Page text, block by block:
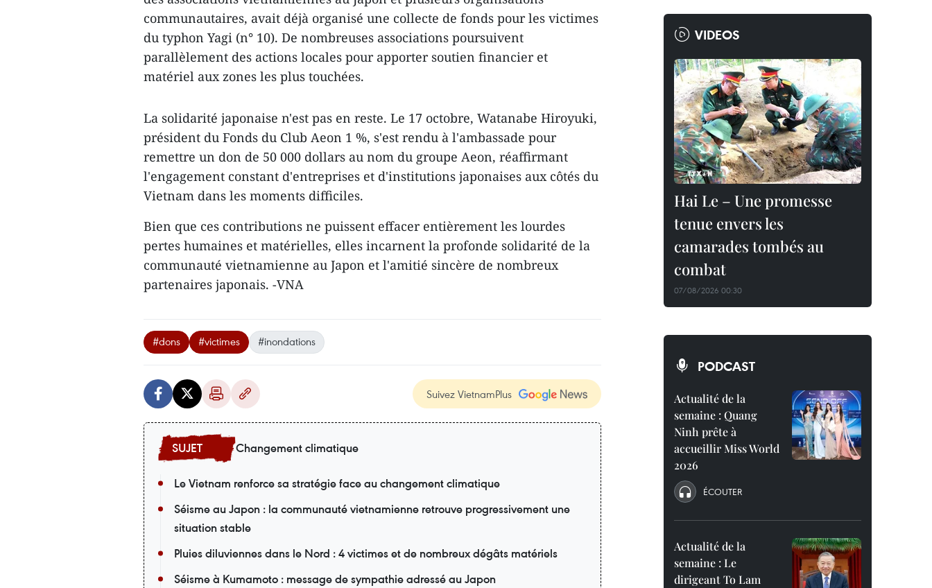
communautaires, avait déjà organisé une collecte de fonds pour les victimes
du typhon Yagi (n° 10). De nombreuses associations poursuivent
parallèlement des actions locales pour apporter soutien financier et
matériel aux zones les plus touchées.
La solidarité japonaise n'est pas en reste. Le 17 octobre, Watanabe Hiroyuki,
président du Fonds du Club Aeon 1 %, s'est rendu à l'ambassade pour
remettre un don de 50 000 dollars au nom du groupe Aeon, réaffirmant
l'engagement constant d'entreprises et d'institutions japonaises aux côtés du
Vietnam dans les moments difficiles.
Bien que ces contributions ne puissent effacer entièrement les lourdes
pertes humaines et matérielles, elles incarnent la profonde solidarité de la
communauté vietnamienne au Japon et l'amitié sincère de nombreux
partenaires japonais. -VNA
#dons #victimes #inondations
Suivez VietnamPlus
Changement climatique
Le Vietnam renforce sa stratégie face au changement climatique
Séisme au Japon : la communauté vietnamienne retrouve progressivement une
situation stable
Pluies diluviennes dans le Nord : 4 victimes et de nombreux dégâts matériels
Séisme à Kumamoto : message de sympathie adressé au Japon
VIDEOS
Hai Le – Une promesse
tenue envers les
camarades tombés au
combat
07/08/2026 00:30
PODCAST
Actualité de la
semaine : Quang
Ninh prête à
accueillir Miss World
2026
ÉCOUTER
Actualité de la
semaine : Le
dirigeant To Lam